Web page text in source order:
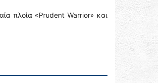
πλοία «Prudent Warrior» και